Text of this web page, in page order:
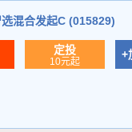
混合发起C (015829)
定投
10元起
+